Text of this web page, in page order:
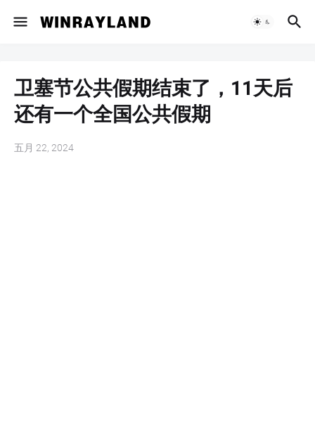
卫塞节公共假期结束了，11天后
还有一个全国公共假期
五月 22, 2024